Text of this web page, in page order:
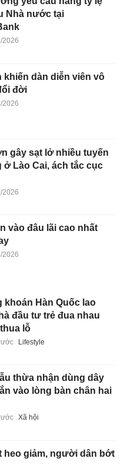
Nhà nước tại
2026
khiến dàn diễn viên vô
đời
2026
gây sạt lở nhiều tuyến
Lào Cai, ách tắc cục
2026
vào đâu lãi cao nhất
2026
khoán Hàn Quốc lao
đầu tư trẻ đua nhau
lỗ
Lifestyle
thừa nhận dùng dây
vào lòng bàn chân hai
Xã hội
heo giảm, người dân bớt